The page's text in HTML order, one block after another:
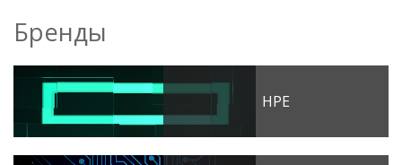
Бренды
HPE